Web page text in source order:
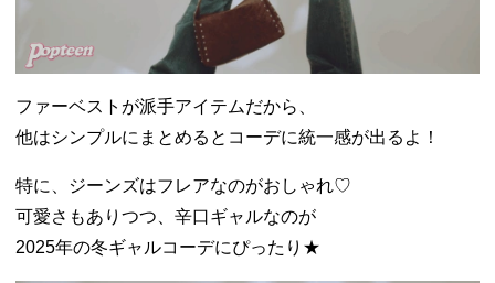
ファーベストが派手アイテムだから、
他はシンプルにまとめるとコーデに統一感が出るよ！
特に、ジーンズはフレアなのがおしゃれ♡
可愛さもありつつ、辛口ギャルなのが
2025年の冬ギャルコーデにぴったり★